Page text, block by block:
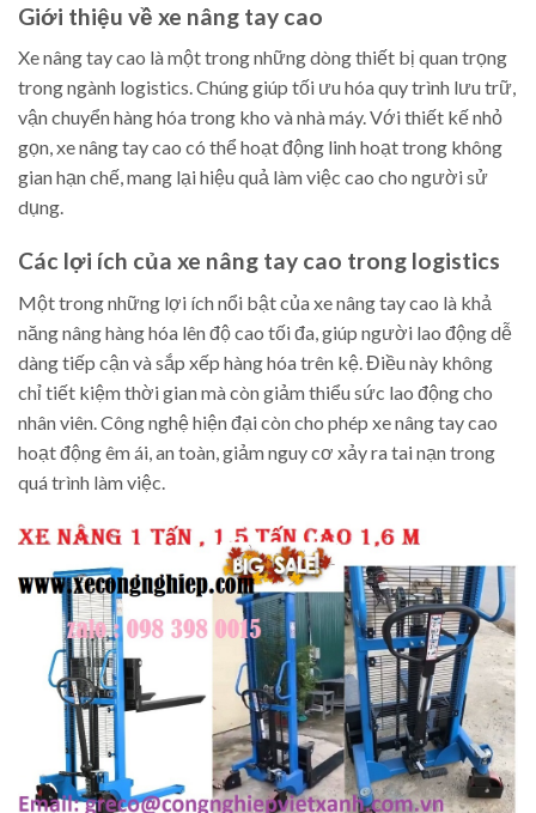
Giới thiệu về xe nâng tay cao
Xe nâng tay cao là một trong những dòng thiết bị quan trọng
trong ngành logistics. Chúng giúp tối ưu hóa quy trình lưu trữ,
vận chuyển hàng hóa trong kho và nhà máy. Với thiết kế nhỏ
gọn, xe nâng tay cao có thể hoạt động linh hoạt trong không
gian hạn chế, mang lại hiệu quả làm việc cao cho người sử
dụng.
Các lợi ích của xe nâng tay cao trong logistics
Một trong những lợi ích nổi bật của xe nâng tay cao là khả
năng nâng hàng hóa lên độ cao tối đa, giúp người lao động dễ
dàng tiếp cận và sắp xếp hàng hóa trên kệ. Điều này không
chỉ tiết kiệm thời gian mà còn giảm thiểu sức lao động cho
nhân viên. Công nghệ hiện đại còn cho phép xe nâng tay cao
hoạt động êm ái, an toàn, giảm nguy cơ xảy ra tai nạn trong
quá trình làm việc.